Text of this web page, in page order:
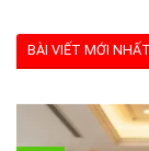
BÀI VIẾT MỚI NHẤT